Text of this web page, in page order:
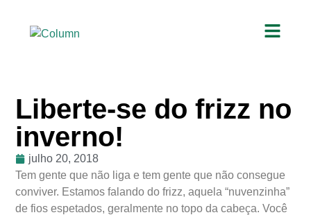
Liberte-se do frizz no
inverno!
julho 20, 2018
Tem gente que não liga e tem gente que não consegue
conviver. Estamos falando do frizz, aquela “nuvenzinha”
de fios espetados, geralmente no topo da cabeça. Você